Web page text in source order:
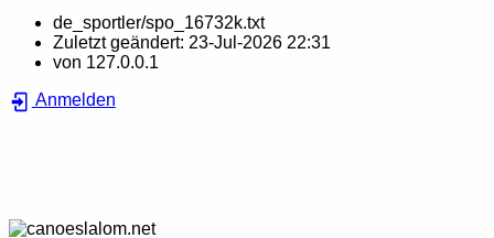
de_sportler/spo_16732k.txt
Zuletzt geändert: 23-Jul-2026 22:31
von 127.0.0.1
Anmelden